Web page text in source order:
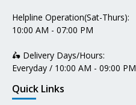
Helpline Operation(Sat-Thurs):
10:00 AM - 07:00 PM
🛵 Delivery Days/Hours:
Everyday / 10:00 AM - 09:00 PM
Quick Links